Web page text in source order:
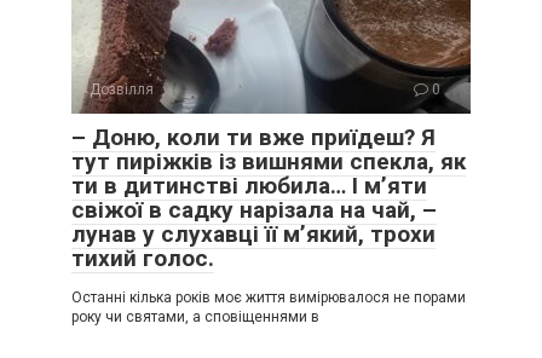
Дозвілля 0
– Доню, коли ти вже приїдеш? Я
тут пиріжків із вишнями спекла, як
ти в дитинстві любила… І м’яти
свіжої в садку нарізала на чай, –
лунав у слухавці її м’який, трохи
тихий голос.
Останні кілька років моє життя вимірювалося не порами
року чи святами, а сповіщеннями в